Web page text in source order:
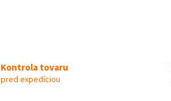
Kontrola tovaru
pred expedíciou